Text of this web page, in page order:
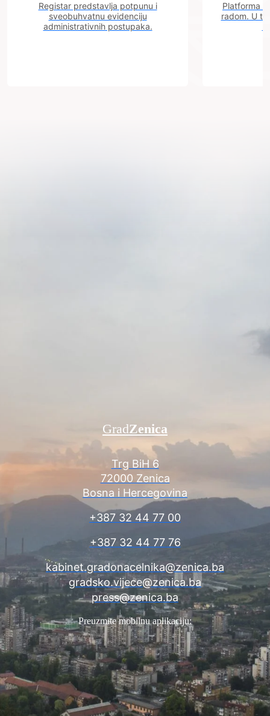
Registar predstavlja potpunu i
sveobuhvatnu evidenciju
administrativnih postupaka.
Platforma
radom. U
Trg BiH 6
72000 Zenica
Bosna i Hercegovina
+387 32 44 77 00
+387 32 44 77 76
kabinet.gradonacelnika@zenica.ba
gradsko.vijece@zenica.ba
press@zenica.ba
GradZenica
Preuzmite mobilnu aplikaciju: